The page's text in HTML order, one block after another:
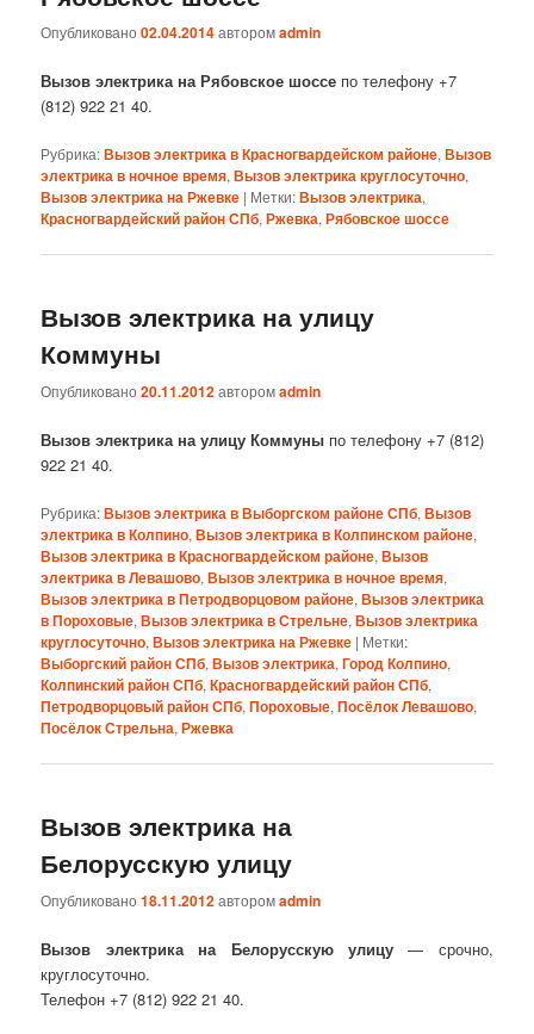
Опубликовано02.04.2014авторомadmin
Вызов электрика на Рябовское шоссе по телефону +7
(812) 922 21 40.
Рубрика:Вызов электрика в Красногвардейском районе,Вызов
электрика в ночное время,Вызов электрика круглосуточно,
Вызов электрика на Ржевке | Метки:Вызов электрика,
Красногвардейский район СПб,Ржевка,Рябовское шоссе
Вызов электрика на улицу
Коммуны
Опубликовано20.11.2012авторомadmin
Вызов электрика на улицу Коммуны по телефону +7 (812)
922 21 40.
Рубрика:Вызов электрика в Выборгском районе СПб,Вызов
электрика в Колпино,Вызов электрика в Колпинском районе,
Вызов электрика в Красногвардейском районе,Вызов
электрика в Левашово,Вызов электрика в ночное время,
Вызов электрика в Петродворцовом районе,Вызов электрика
в Пороховые,Вызов электрика в Стрельне,Вызов электрика
круглосуточно,Вызов электрика на Ржевке | Метки:
Выборгский район СПб,Вызов электрика,Город Колпино,
Колпинский район СПб,Красногвардейский район СПб,
Петродворцовый район СПб,Пороховые,Посёлок Левашово,
Посёлок Стрельна,Ржевка
Вызов электрика на
Белорусскую улицу
Опубликовано18.11.2012авторомadmin
Вызов электрика на Белорусскую улицу— срочно,
круглосуточно.
Телефон +7 (812) 922 21 40.